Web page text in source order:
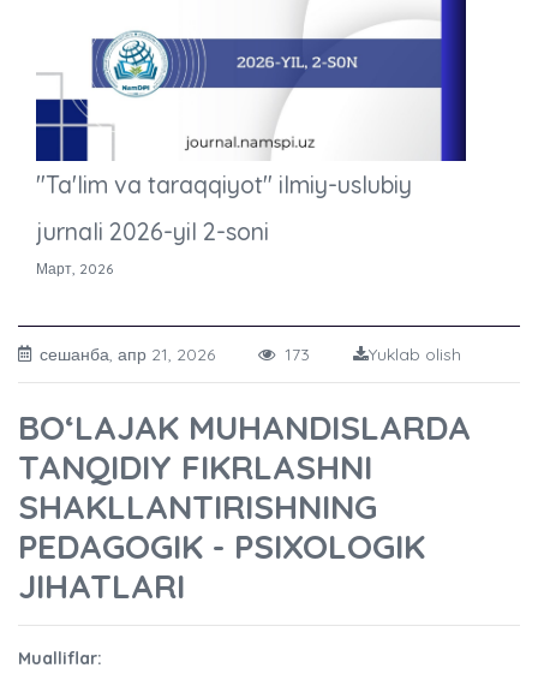
"Ta'lim va taraqqiyot" ilmiy-uslubiy
jurnali 2026-yil 2-soni
Март, 2026
сешанба, апр 21, 2026 173 Yuklab olish
BO‘LAJAK MUHANDISLARDA
TANQIDIY FIKRLASHNI
SHAKLLANTIRISHNING
PEDAGOGIK - PSIXOLOGIK
JIHATLARI
Mualliflar: